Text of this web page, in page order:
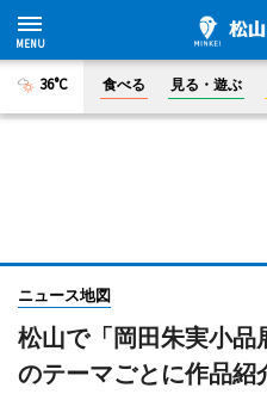
36°C 食べる 見る・遊ぶ
ニュース地図
松山で「岡田朱実小品
のテーマごとに作品紹